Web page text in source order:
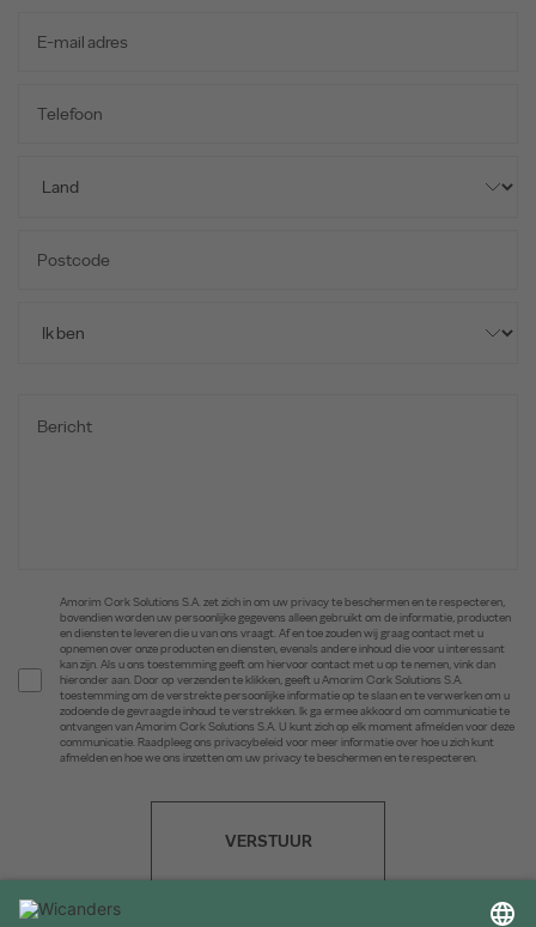
Amorim Cork Solutions S.A. zet zich in om uw privacy te beschermen en te respecteren,
bovendien worden uw persoonlijke gegevens alleen gebruikt om de informatie, producten
en diensten te leveren die u van ons vraagt. Af en toe zouden wij graag contact met u
opnemen over onze producten en diensten, evenals andere inhoud die voor u interessant
kan zijn. Als u ons toestemming geeft om hiervoor contact met u op te nemen, vink dan
hieronder aan. Door op verzenden te klikken, geeft u Amorim Cork Solutions S.A.
toestemming om de verstrekte persoonlijke informatie op te slaan en te verwerken om u
zodoende de gevraagde inhoud te verstrekken. Ik ga ermee akkoord om communicatie te
ontvangen van Amorim Cork Solutions S.A. U kunt zich op elk moment afmelden voor deze
communicatie. Raadpleeg ons privacybeleid voor meer informatie over hoe u zich kunt
afmelden en hoe we ons inzetten om uw privacy te beschermen en te respecteren.
VERSTUUR